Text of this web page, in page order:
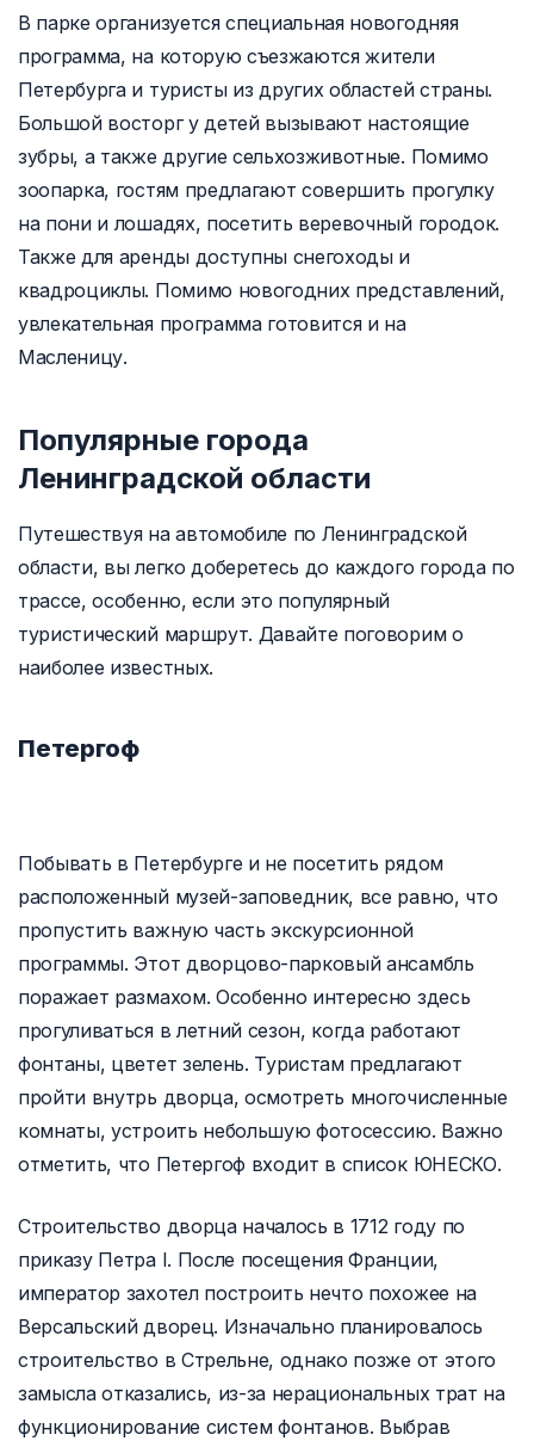
В парке организуется специальная новогодняя
программа, на которую съезжаются жители
Петербурга и туристы из других областей страны.
Большой восторг у детей вызывают настоящие
зубры, а также другие сельхозживотные. Помимо
зоопарка, гостям предлагают совершить прогулку
на пони и лошадях, посетить веревочный городок.
Также для аренды доступны снегоходы и
квадроциклы. Помимо новогодних представлений,
увлекательная программа готовится и на
Масленицу.
Популярные города
Ленинградской области
Путешествуя на автомобиле по Ленинградской
области, вы легко доберетесь до каждого города по
трассе, особенно, если это популярный
туристический маршрут. Давайте поговорим о
наиболее известных.
Петергоф
Побывать в Петербурге и не посетить рядом
расположенный музей-заповедник, все равно, что
пропустить важную часть экскурсионной
программы. Этот дворцово-парковый ансамбль
поражает размахом. Особенно интересно здесь
прогуливаться в летний сезон, когда работают
фонтаны, цветет зелень. Туристам предлагают
пройти внутрь дворца, осмотреть многочисленные
комнаты, устроить небольшую фотосессию. Важно
отметить, что Петергоф входит в список ЮНЕСКО.
Строительство дворца началось в 1712 году по
приказу Петра I. После посещения Франции,
император захотел построить нечто похожее на
Версальский дворец. Изначально планировалось
строительство в Стрельне, однако позже от этого
замысла отказались, из-за нерациональных трат на
функционирование систем фонтанов. Выбрав